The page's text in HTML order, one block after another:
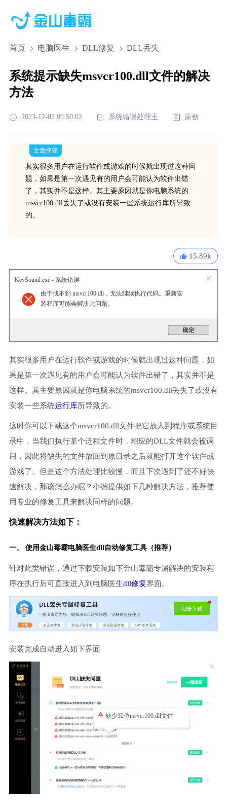
首页 电脑医生 DLL修复 DLL丢失
系统提示缺失msvcr100.dll文件的解决
方法
2023-12-02 09:50:02 系统错误处理王 原创
文章摘要
其实很多用户在运行软件或游戏的时候就出现过这种问
题，如果是第一次遇见有的用户会可能认为软件出错
了，其实并不是这样。其主要原因就是你电脑系统的
msvcr100.dll丢失了或没有安装一些系统运行库所导致
的。
15.89k
KeySound.exe - 系统错误
由于找不到 msvcr100.dll，无法继续执行代码。重新安
装程序可能会解决此问题。
其实很多用户在运行软件或游戏的时候就出现过这种问题，如
果是第一次遇见有的用户会可能认为软件出错了，其实并不是
这样。其主要原因就是你电脑系统的msvcr100.dll丢失了或没有
安装一些系统运行库所导致的。
这时你可以下载这个msvcr100.dll文件把它放入到程序或系统目
录中，当我们执行某个进程文件时，相应的DLL文件就会被调
用，因此将缺失的文件放回到原目录之后就能打开这个软件或
游戏了。但是这个方法处理比较慢，而且下次遇到了还不好快
速解决，那该怎么办呢？小编提供如下几种解决方法，推荐使
用专业的修复工具来解决同样的问题。
快速解决方法如下：
一、 使用金山毒霸电脑医生dll自动修复工具（推荐）
针对此类错误，通过下载安装如下金山毒霸专属解决的安装程
序在执行后可直接进入到电脑医生dll修复界面。
安装完成自动进入如下界面
缺少32位msvcr100.dll文件